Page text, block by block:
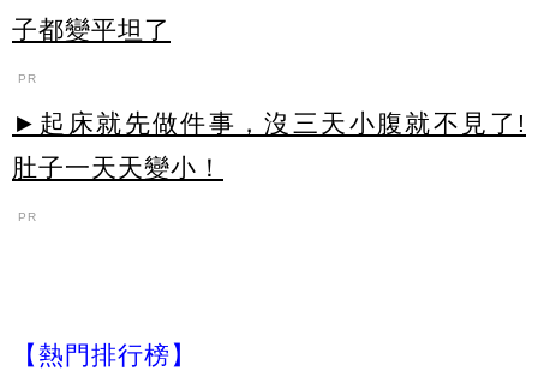
子都變平坦了
PR
►起床就先做件事，沒三天小腹就不見了!
肚子一天天變小！
PR
【熱門排行榜】